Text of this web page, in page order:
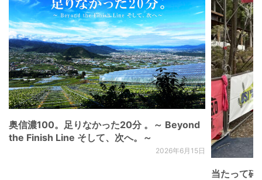
奥信濃100。足りなかった20分 。～ Beyond
the Finish Line そして、次へ。～
2026年6月15日
当たって砕